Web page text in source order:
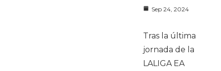
Sep 24, 2024
Tras la última
jornada de la
LALIGA EA